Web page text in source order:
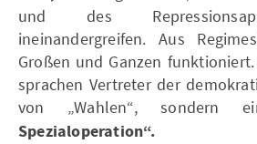
und des
ineinandergreifen. Aus
Großen und Ganzen
sprachen Vertreter der
von „Wahlen“, sondern
Spezialoperation“.